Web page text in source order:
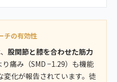
チの有効性
股関節と膝を合わせた筋力
痛み（SMD −1.29）も機能
変化が報告されています。徒